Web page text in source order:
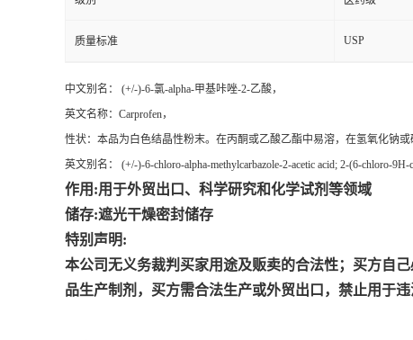
质量标准 USP
中文别名： (+/-)-6-氯-alpha-甲基咔唑-2-乙酸，
英文名称：Carprofen，
性状：本品为白色结晶性粉末。 在丙酮或乙酸乙酯中易溶，在氢氧化钠或
英文别名： (+/-)-6-chloro-alpha-methylcarbazole-2-acetic acid; 2-(6-chloro-9H-
作用:用于外贸出口、科学研究和化学试剂等领域
储存:遮光干燥密封储存
特别声明:
本公司无义务裁判买家用途及贩卖的合法性；买方自
品生产制剂，买方需合法生产或外贸出口，禁止用于